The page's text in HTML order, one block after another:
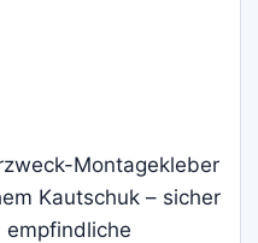
Montagekleber
Kautschuk – sicher
empfindliche